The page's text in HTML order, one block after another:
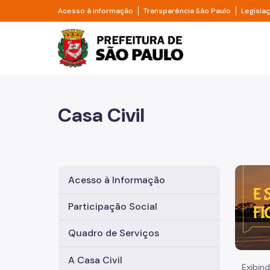
Pular para o Conteúdo principal
Acesso à informação Divisor de acesso à informação
Transparência São Paulo Divisor
Prefeitura de São
Casa Civil
Acesso à Informação
Participação Social
Quadro de Serviços
A Casa Civil